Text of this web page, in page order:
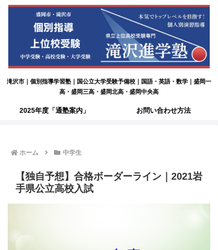
滝沢市｜個別指導学習塾｜国公立大学受験予備校｜国語・英語・数学｜盛岡一
高・盛岡三高・盛岡北高・盛岡中央高
2025年度「通塾案内」 お問い合わせ方法
ホーム 中学生
【独自予想】合格ボーダーライン｜2021岩
手県公立高校入試